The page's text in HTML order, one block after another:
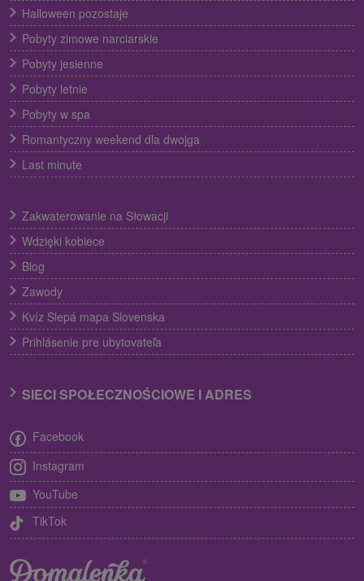
Halloween pozostaje
Pobyty zimowe narciarskie
Pobyty jesienne
Pobyty letnie
Pobyty w spa
Romantyczny weekend dla dwojga
Last minute
Zakwaterowanie na Słowacji
Wdzięki kobiece
Blog
Zawody
Kvíz Slepá mapa Slovenska
Prihlásenie pre ubytovateľa
SIECI SPOŁECZNOŚCIOWE I ADRES
Facebook
Instagram
YouTube
TikTok